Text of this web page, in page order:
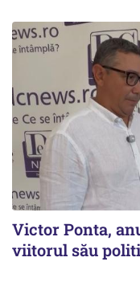
Victor Ponta,
viitorul său